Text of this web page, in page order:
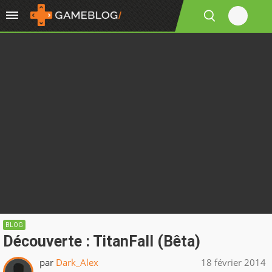
BLOG
Découverte : TitanFall (Bêta)
par Dark_Alex 18 février 2014